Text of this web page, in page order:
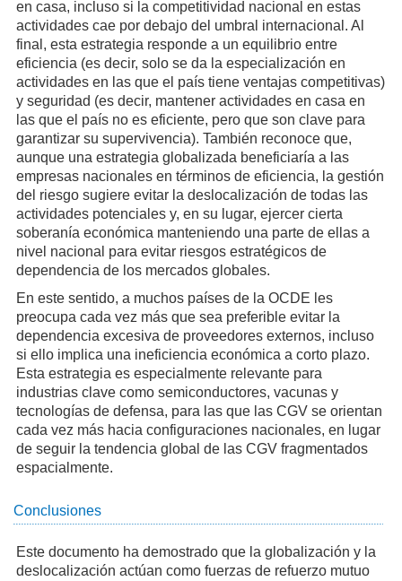
en casa, incluso si la competitividad nacional en estas
actividades cae por debajo del umbral internacional. Al
final, esta estrategia responde a un equilibrio entre
eficiencia (es decir, solo se da la especialización en
actividades en las que el país tiene ventajas competitivas)
y seguridad (es decir, mantener actividades en casa en
las que el país no es eficiente, pero que son clave para
garantizar su supervivencia). También reconoce que,
aunque una estrategia globalizada beneficiaría a las
empresas nacionales en términos de eficiencia, la gestión
del riesgo sugiere evitar la deslocalización de todas las
actividades potenciales y, en su lugar, ejercer cierta
soberanía económica manteniendo una parte de ellas a
nivel nacional para evitar riesgos estratégicos de
dependencia de los mercados globales.
En este sentido, a muchos países de la OCDE les
preocupa cada vez más que sea preferible evitar la
dependencia excesiva de proveedores externos, incluso
si ello implica una ineficiencia económica a corto plazo.
Esta estrategia es especialmente relevante para
industrias clave como semiconductores, vacunas y
tecnologías de defensa, para las que las CGV se orientan
cada vez más hacia configuraciones nacionales, en lugar
de seguir la tendencia global de las CGV fragmentados
espacialmente.
Conclusiones
Este documento ha demostrado que la globalización y la
deslocalización actúan como fuerzas de refuerzo mutuo